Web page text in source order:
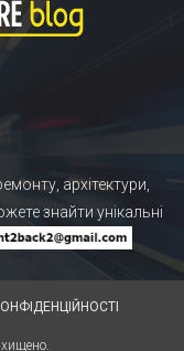
архітектури,
знайти унікальні